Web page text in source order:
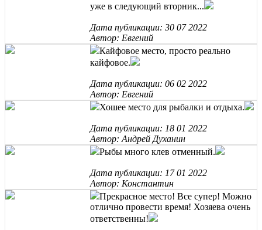
уже в следующий вторник...
Дата публикации: 30 07 2022
Автор: Евгений
Кайфовое место, просто реально
кайфовое.
Дата публикации: 06 02 2022
Автор: Евгений
Хошее место для рыбалки и отдыха.
Дата публикации: 18 01 2022
Автор: Андрей Духанин
Рыбы много клев отменный.
Дата публикации: 17 01 2022
Автор: Константин
Прекрасное место! Все супер! Можно
отлично провести время! Хозяева очень
ответственны!